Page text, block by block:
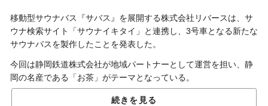
移動型サウナバス『サバス』を展開する株式会社リバースは、サ
ウナ検索サイト「サウナイキタイ」と連携し、3号車となる新たな
サウナバスを製作したことを発表した。
今回は静岡鉄道株式会社が地域パートナーとして運営を担い、静
岡の名産である「お茶」がテーマとなっている。
続きを見る